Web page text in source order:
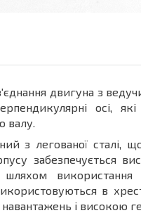
двигуна з
осі,
валу.
з легованої сталі,
забезпечується
шляхом
в
і високою